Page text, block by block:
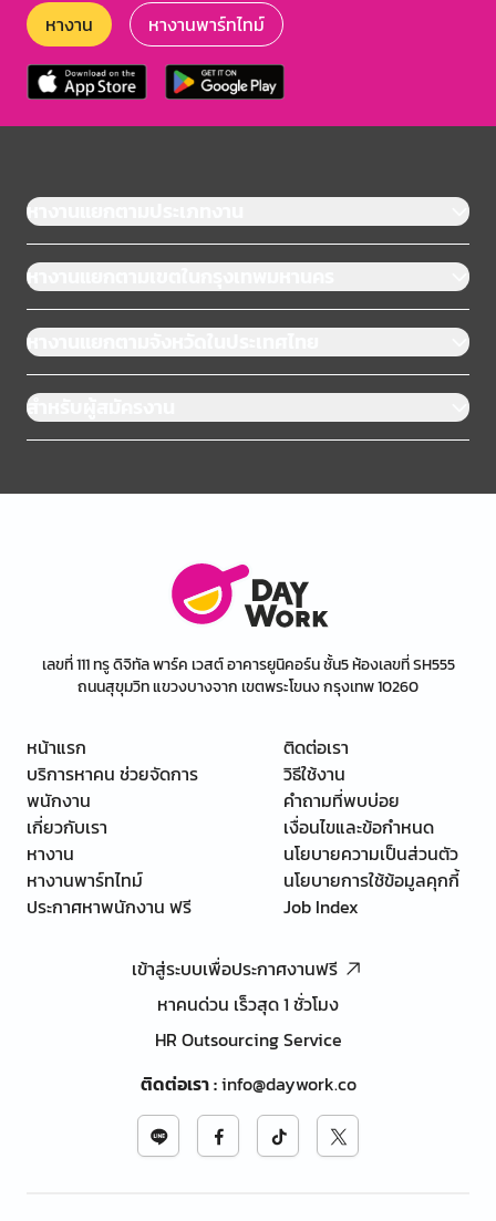
หางาน หางานพาร์ทไทม์
หางานแยกตามประเภทงาน
หางานแยกตามเขตในกรุงเทพมหานคร
หางานแยกตามจังหวัดในประเทศไทย
สำหรับผู้สมัครงาน
เลขที่ 111 ทรู ดิจิทัล พาร์ค เวสต์ อาคารยูนิคอร์น ชั้น5 ห้องเลขที่ SH555
ถนนสุขุมวิท แขวงบางจาก เขตพระโขนง กรุงเทพ 10260
หน้าแรก
บริการหาคน ช่วยจัดการ
พนักงาน
เกี่ยวกับเรา
หางาน
หางานพาร์ทไทม์
ประกาศหาพนักงาน ฟรี
ติดต่อเรา
วิธีใช้งาน
คำถามที่พบบ่อย
เงื่อนไขและข้อกำหนด
นโยบายความเป็นส่วนตัว
นโยบายการใช้ข้อมูลคุกกี้
Job Index
เข้าสู่ระบบเพื่อประกาศงานฟรี
หาคนด่วน เร็วสุด 1 ชั่วโมง
HR Outsourcing Service
ติดต่อเรา:info@daywork.co